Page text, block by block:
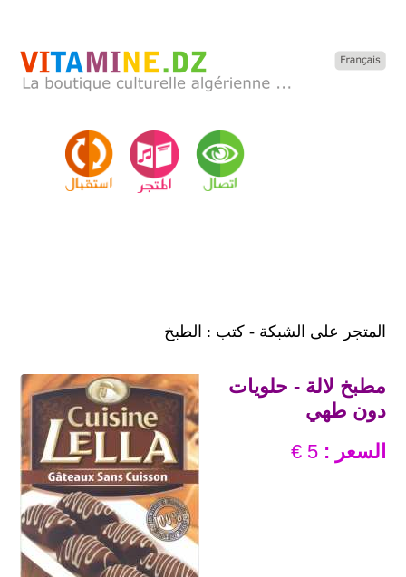
المتجر على الشبكة - كتب : الطبخ
مطبخ لالة - حلويات
دون طهي
السعر : 5 €